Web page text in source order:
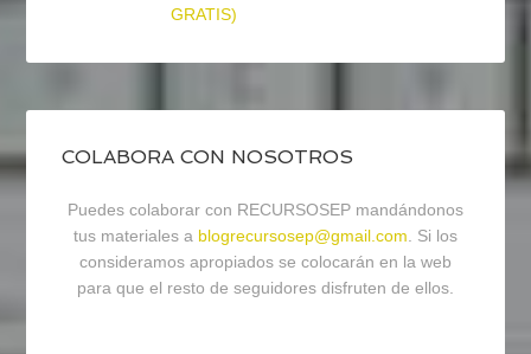
GRATIS)
COLABORA CON NOSOTROS
Puedes colaborar con RECURSOSEP mandándonos
tus materiales a blogrecursosep@gmail.com. Si los
consideramos apropiados se colocarán en la web
para que el resto de seguidores disfruten de ellos.